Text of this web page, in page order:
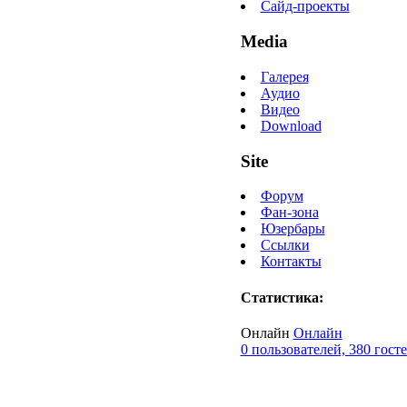
Сайд-проекты
Media
Галерея
Аудио
Видео
Download
Site
Форум
Фан-зона
Юзербары
Ссылки
Контакты
Статистика:
Онлайн Онлайн
0 пользователей, 380